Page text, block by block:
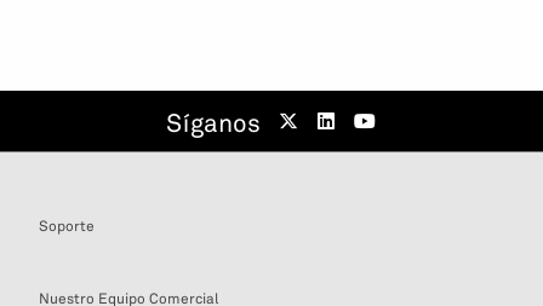
Síganos
Soporte
Nuestro Equipo Comercial